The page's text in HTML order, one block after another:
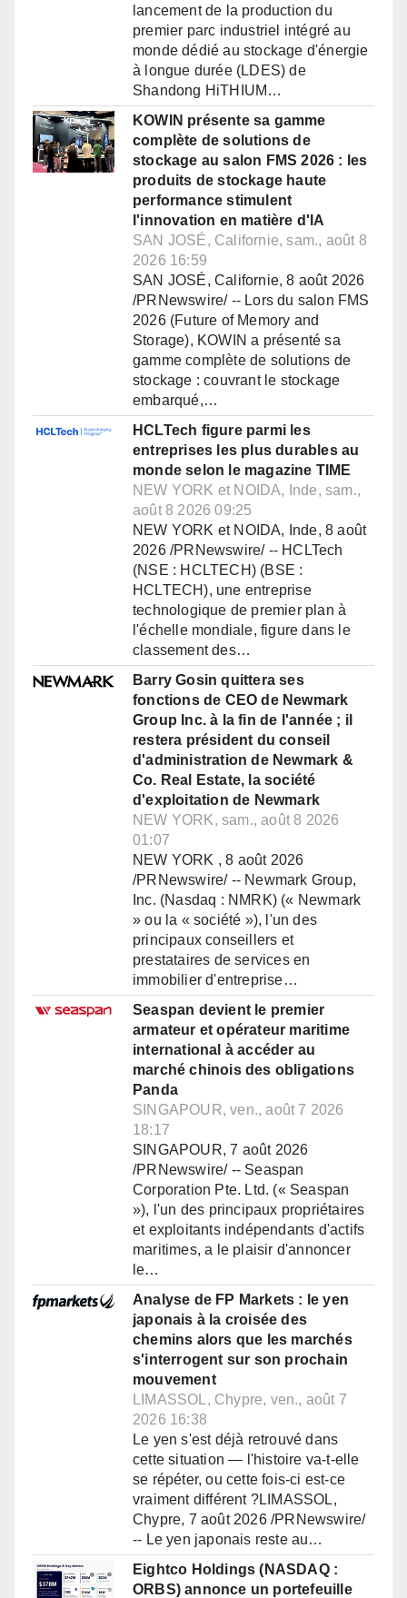
lancement de la production du
premier parc industriel intégré au
monde dédié au stockage d'énergie
à longue durée (LDES) de
Shandong HiTHIUM…
KOWIN présente sa gamme
complète de solutions de
stockage au salon FMS 2026 : les
produits de stockage haute
performance stimulent
l'innovation en matière d'IA
SAN JOSÉ, Californie, sam., août 8
2026 16:59
SAN JOSÉ, Californie, 8 août 2026
/PRNewswire/ -- Lors du salon FMS
2026 (Future of Memory and
Storage), KOWIN a présenté sa
gamme complète de solutions de
stockage : couvrant le stockage
embarqué,…
HCLTech figure parmi les
entreprises les plus durables au
monde selon le magazine TIME
NEW YORK et NOIDA, Inde, sam.,
août 8 2026 09:25
NEW YORK et NOIDA, Inde, 8 août
2026 /PRNewswire/ -- HCLTech
(NSE : HCLTECH) (BSE :
HCLTECH), une entreprise
technologique de premier plan à
l'échelle mondiale, figure dans le
classement des…
Barry Gosin quittera ses
fonctions de CEO de Newmark
Group Inc. à la fin de l'année ; il
restera président du conseil
d'administration de Newmark &
Co. Real Estate, la société
d'exploitation de Newmark
NEW YORK, sam., août 8 2026
01:07
NEW YORK , 8 août 2026
/PRNewswire/ -- Newmark Group,
Inc. (Nasdaq : NMRK) (« Newmark
» ou la « société »), l'un des
principaux conseillers et
prestataires de services en
immobilier d'entreprise…
Seaspan devient le premier
armateur et opérateur maritime
international à accéder au
marché chinois des obligations
Panda
SINGAPOUR, ven., août 7 2026
18:17
SINGAPOUR, 7 août 2026
/PRNewswire/ -- Seaspan
Corporation Pte. Ltd. (« Seaspan
»), l'un des principaux propriétaires
et exploitants indépendants d'actifs
maritimes, a le plaisir d'annoncer
le…
Analyse de FP Markets : le yen
japonais à la croisée des
chemins alors que les marchés
s'interrogent sur son prochain
mouvement
LIMASSOL, Chypre, ven., août 7
2026 16:38
Le yen s'est déjà retrouvé dans
cette situation — l'histoire va-t-elle
se répéter, ou cette fois-ci est-ce
vraiment différent ?LIMASSOL,
Chypre, 7 août 2026 /PRNewswire/
-- Le yen japonais reste au…
Eightco Holdings (NASDAQ :
ORBS) annonce un portefeuille